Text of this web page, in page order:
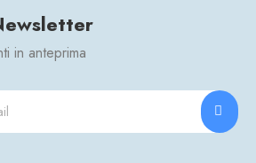
in anteprima